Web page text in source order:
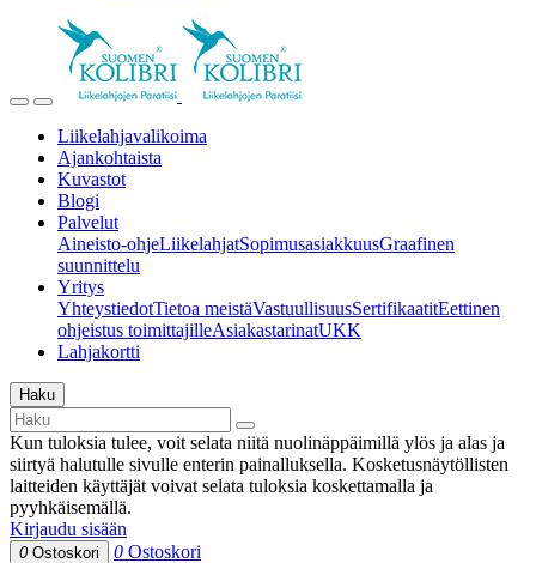
Liikelahjavalikoima
Ajankohtaista
Kuvastot
Blogi
Palvelut
Aineisto-ohjeLiikelahjatSopimusasiakkuusGraafinen
suunnittelu
Yritys
YhteystiedotTietoa meistäVastuullisuusSertifikaatitEettinen
ohjeistus toimittajilleAsiakastarinatUKK
Lahjakortti
Haku
Kun tuloksia tulee, voit selata niitä nuolinäppäimillä ylös ja alas ja
siirtyä halutulle sivulle enterin painalluksella. Kosketusnäytöllisten
laitteiden käyttäjät voivat selata tuloksia koskettamalla ja
pyyhkäisemällä.
Kirjaudu sisään
0 Ostoskori 0 Ostoskori